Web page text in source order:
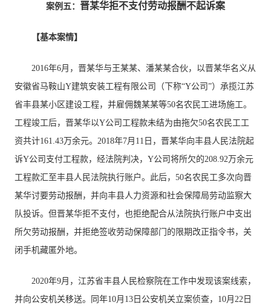
案例五： 晋某华拒不支付劳动报酬不起诉案
【基本案情】
2016年6月，晋某华与王某某、潘某某合伙，以晋某华名义从
安徽省马鞍山Y建筑安装工程有限公司（下称“Y公司”）承揽江苏
省丰县某小区建设工程，并雇佣魏某某等50名农民工进场施工。
工程竣工后，晋某华以Y公司工程款未结为由拖欠50名农民工工
资共计161.43万余元。2018年7月11日，晋某华向丰县人民法院起
诉Y公司支付工程款，经法院判决，Y公司将所欠的208.92万余元
工程款汇至丰县人民法院执行账户。此后，50名农民工多次向晋
某华讨要劳动报酬，并向丰县人力资源和社会保障局劳动监察大
队投诉。但晋某华拒不支付，也拒绝配合从法院执行账户中支出
所欠劳动报酬，并拒绝签收劳动保障部门的限期改正指令书，关
闭手机藏匿外地。
2020年9月，江苏省丰县人民检察院在工作中发现该案线索，
并向公安机关移送。同年10月13日公安机关立案侦查，10月22日